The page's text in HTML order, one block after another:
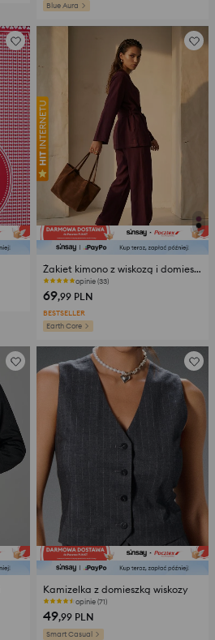
Blue Aura
Żakiet kimono z wiskozą i domieszką lnu
opinie (33)
69,99 PLN
BESTSELLER
Earth Core
Kamizelka z domieszką wiskozy
opinie (71)
49,99 PLN
Smart Casual